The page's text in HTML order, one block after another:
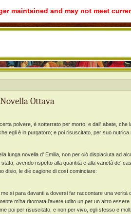
maintained and may not meet
Ottava
polvere, è sotterrato per morto; e dall' abate, che
egli è in purgatoro; e poi risuscitato, per suo nutrica
lunga novella d' Emilia, non per ciò dispiaciuta ad
avendo rispetto alla quantità e alla varietà de'
disio, le diè cagione di cosí cominciare:
si para davanti a doversi far raccontare una verità
m'ha ritornata l'avere udito un per un altro
poi per risuscitato, e non per vivo, egli stesso e